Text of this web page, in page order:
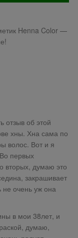
Henna Color —
отзыв об этой
хны. Хна сама по
волос. Вот и я
первых
вторых, думаю это
закрашивает
не очень уж она
в мои 38лет, и
думаю,